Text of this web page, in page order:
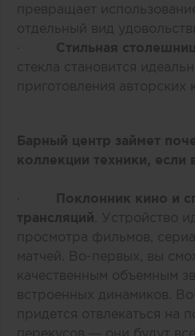
превращает
отдельный вид
Стильная
стекла становится
приготовления авторских
Барный центр займет
коллекции техники, если
Поклонник кино и
трансляций . Устройство
просмотра фильмов,
матчей. Во-первых, вы
качественным объемным
встроенных динамиков.
придется отвлекаться на
перекусов — они будут